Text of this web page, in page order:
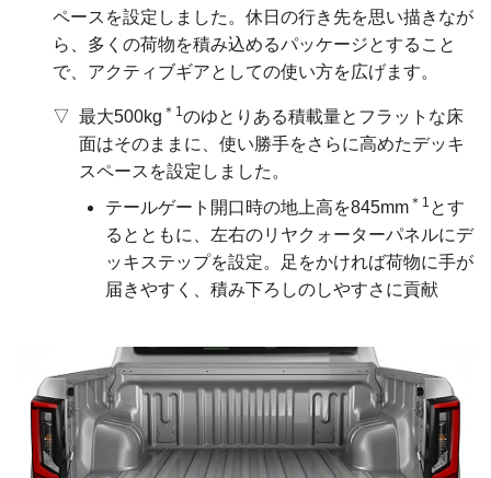
ペースを設定しました。休日の行き先を思い描きなが
ら、多くの荷物を積み込めるパッケージとすること
で、アクティブギアとしての使い方を広げます。
最大500kg ＊1 のゆとりある積載量とフラットな床
面はそのままに、使い勝手をさらに高めたデッキ
スペースを設定しました。
テールゲート開口時の地上高を845mm ＊1 とす
るとともに、左右のリヤクォーターパネルにデ
ッキステップを設定。足をかければ荷物に手が
届きやすく、積み下ろしのしやすさに貢献